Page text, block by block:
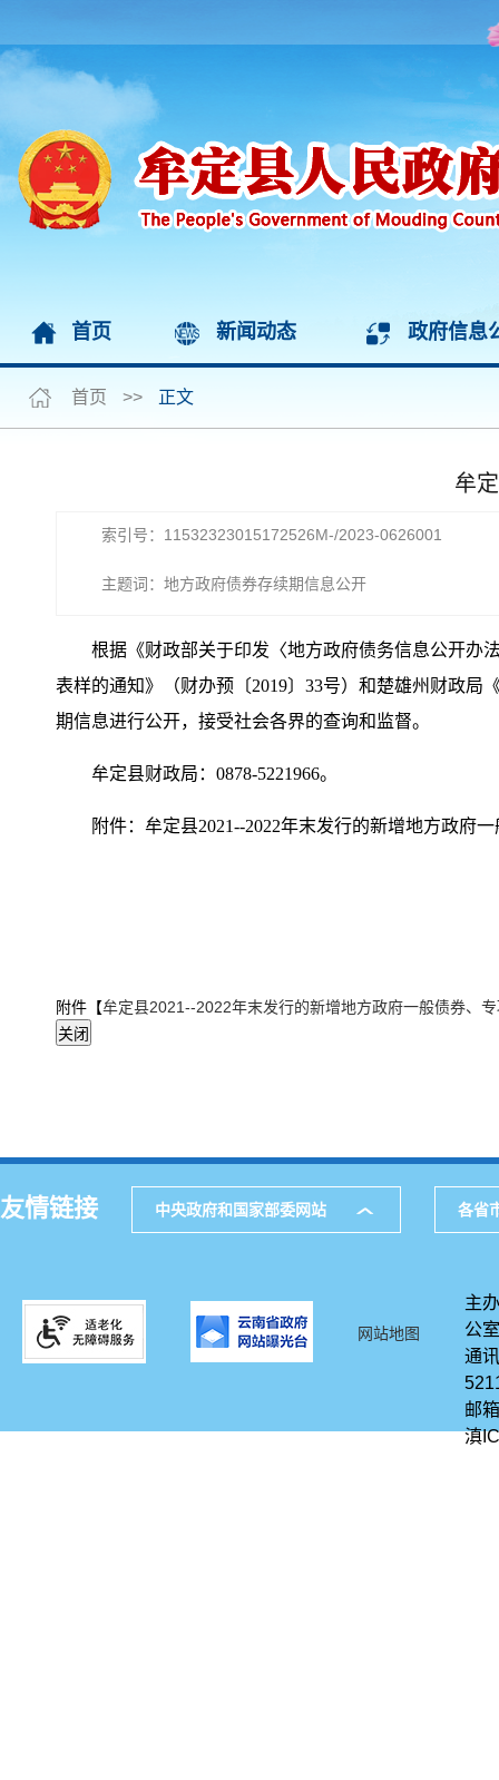
首页 新闻动态 政府信息
首页 >> 正文
牟
索引号：11532323015172526M-/2023-0626001
主题词：地方政府债券存续期信息公开
根据《财政部关于印发〈地方政府债务信息公开办
表样的通知》（财办预〔2019〕33号）和楚雄州财政局
期信息进行公开，接受社会各界的查询和监督。
牟定县财政局：0878-5221966。
附件：牟定县2021--2022年末发行的新增地方政府
附件【牟定县2021--2022年末发行的新增地方政府一般债券、
友情链接 中央政府和国家部委网站 各省
网站地图
主
公室
通
邮
滇